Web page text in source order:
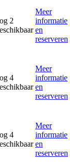
2
Meer
informatie
en
reserveren
4
Meer
informatie
en
reserveren
4
Meer
informatie
en
reserveren